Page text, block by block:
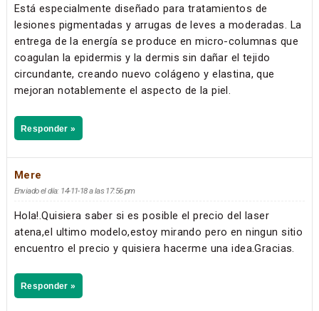
Está especialmente diseñado para tratamientos de
lesiones pigmentadas y arrugas de leves a moderadas. La
entrega de la energía se produce en micro-columnas que
coagulan la epidermis y la dermis sin dañar el tejido
circundante, creando nuevo colágeno y elastina, que
mejoran notablemente el aspecto de la piel.
Responder »
Mere
Enviado el día: 14-11-18 a las 17:56 pm
Hola!.Quisiera saber si es posible el precio del laser
atena,el ultimo modelo,estoy mirando pero en ningun sitio
encuentro el precio y quisiera hacerme una idea.Gracias.
Responder »